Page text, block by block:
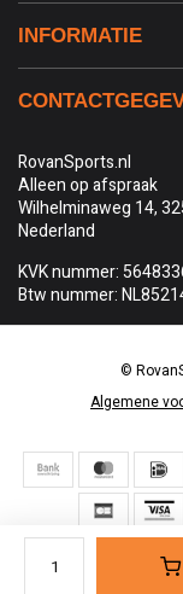
INFORMATIE
RovanSports.nl
Alleen op afspraak
Wilhelminaweg 14,
Nederland
KVK nummer:
Btw nummer:
Algemene
©